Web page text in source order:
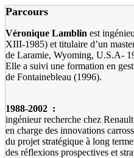
Parcours
Véronique Lamblin est
XIII-1985) et titulaire d’un
de Laramie, Wyoming, U.S.A-
Elle a suivi une formation en
de Fontainebleau (1996).
1988-2002 :
ingénieur recherche chez
en charge des innovations
du projet stratégique à long
des réflexions prospectives et